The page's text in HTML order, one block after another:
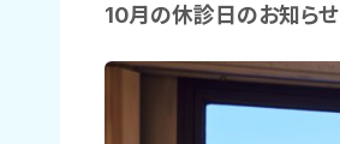
10月の休診日のお知らせ